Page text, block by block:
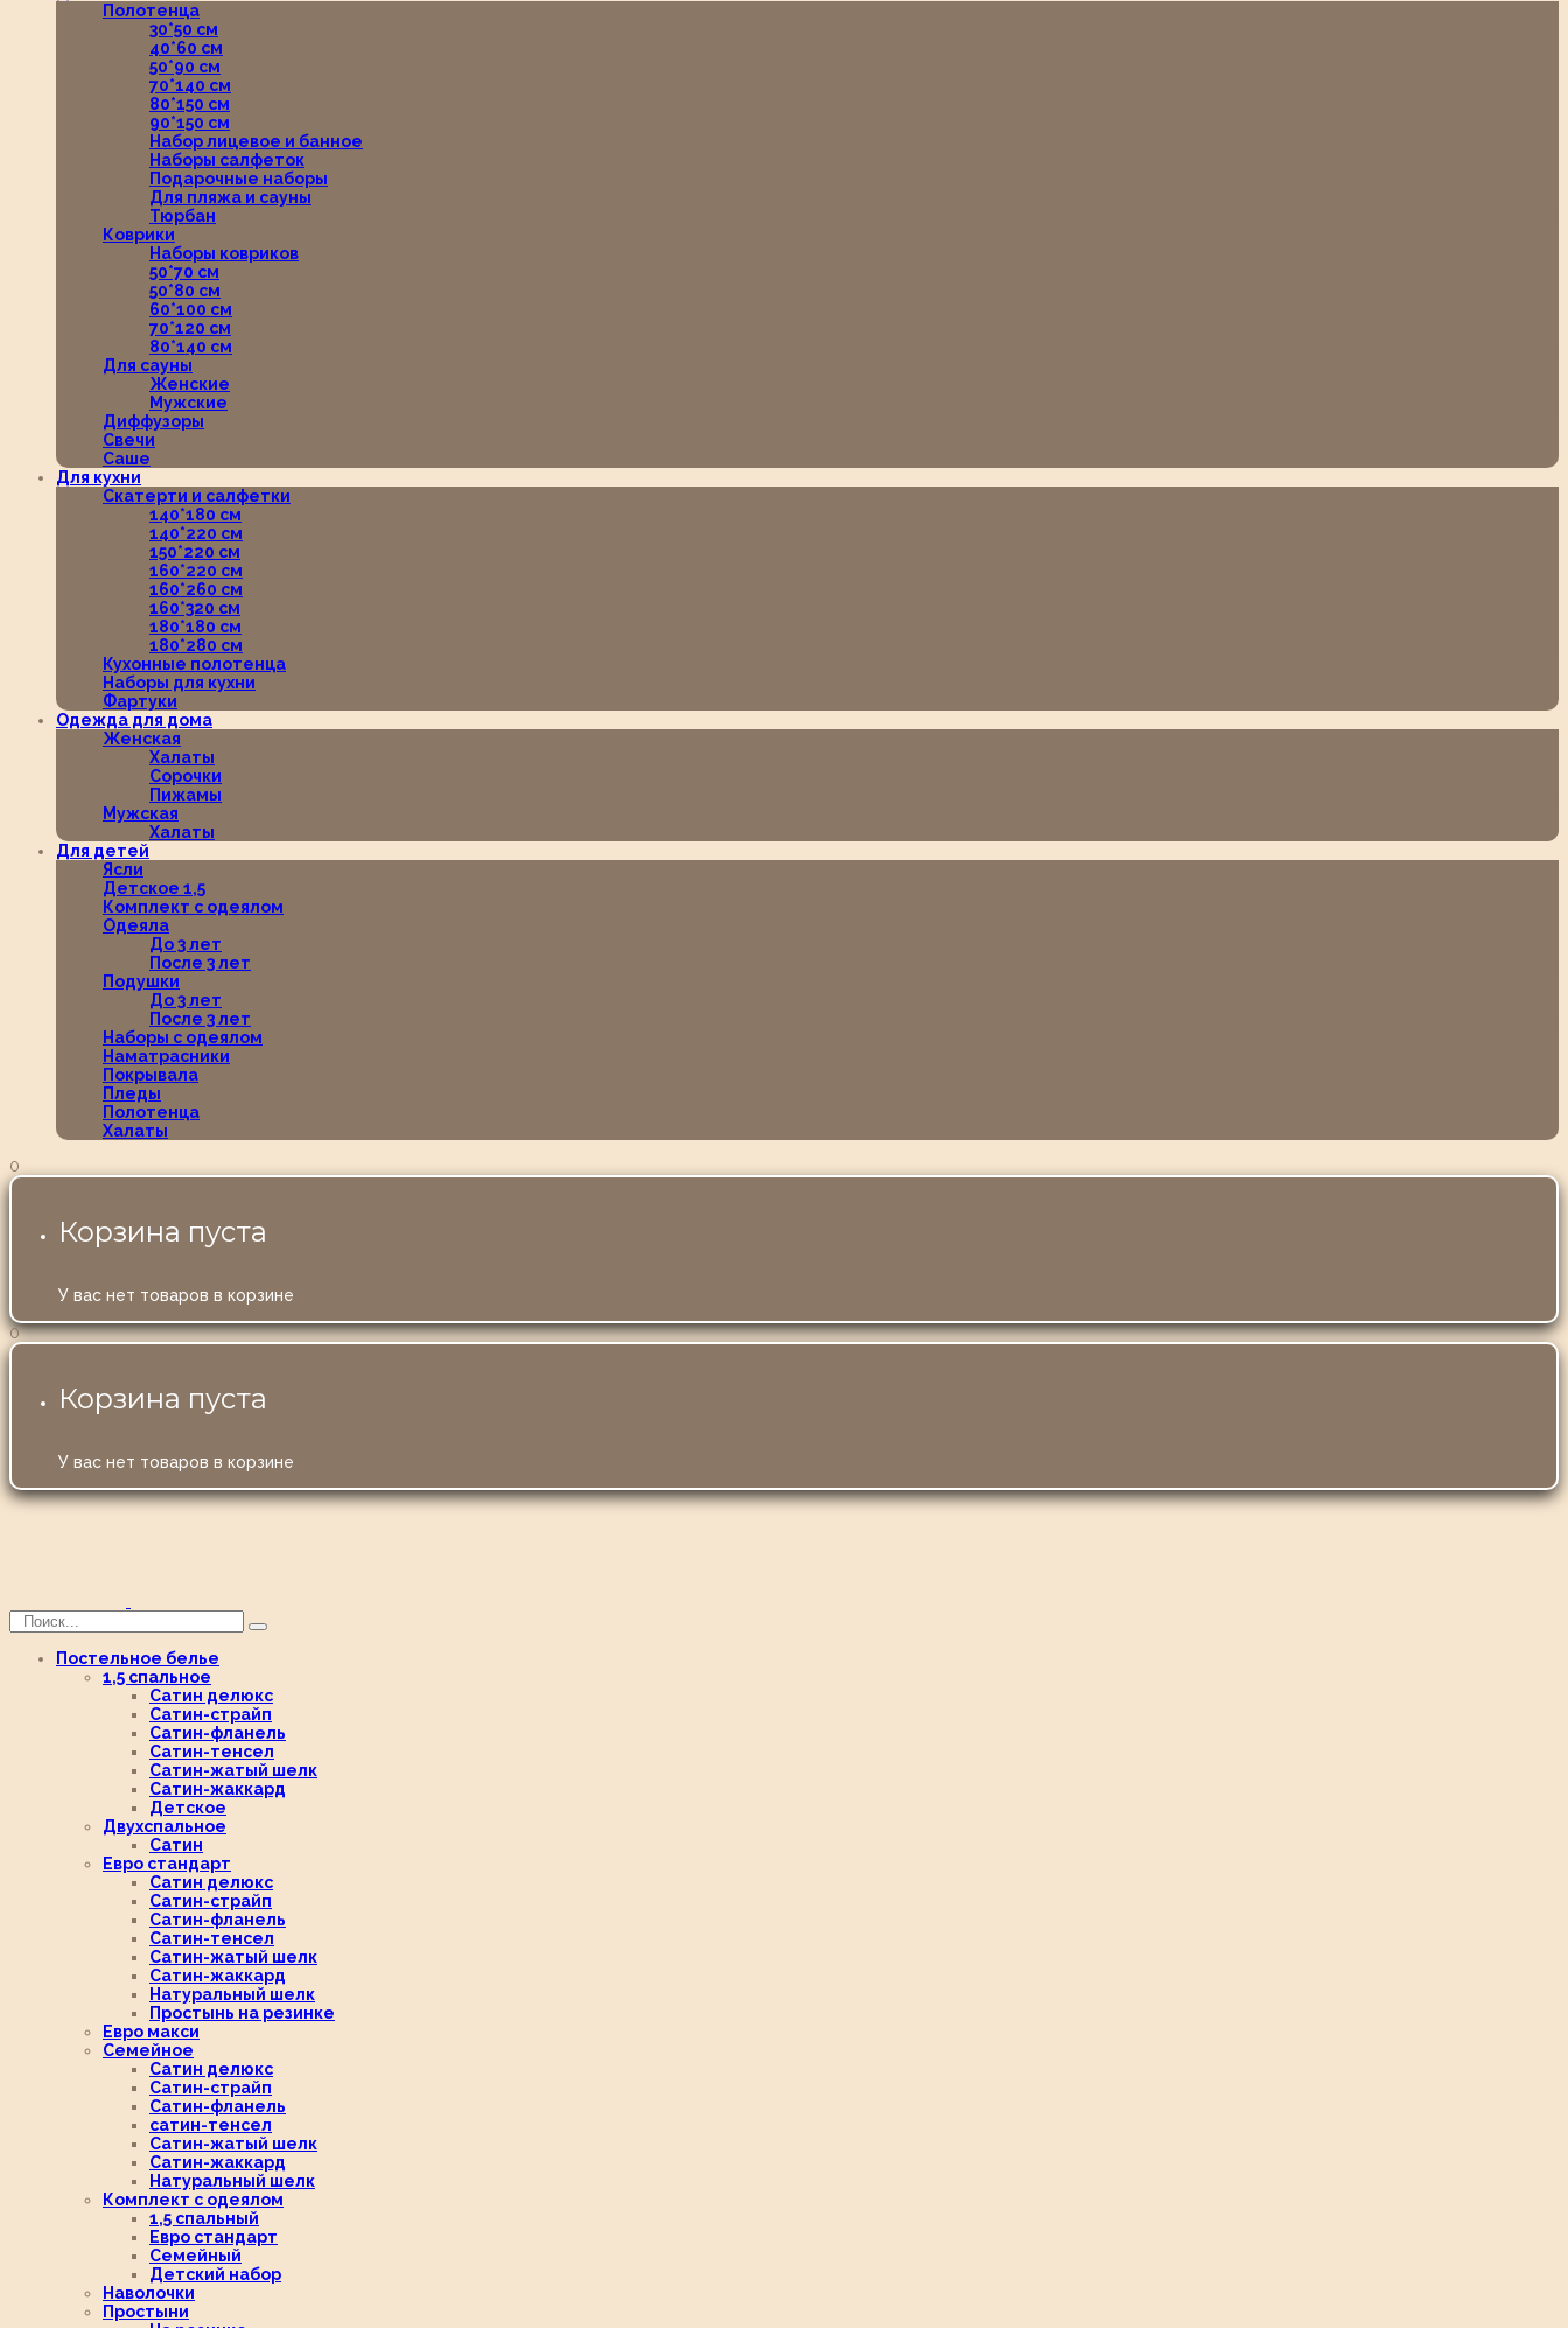
Полотенца
30*50 см
40*60 см
50*90 см
70*140 см
80*150 см
90*150 см
Набор лицевое и банное
Наборы салфеток
Подарочные наборы
Для пляжа и сауны
Тюрбан
Коврики
Наборы ковриков
50*70 см
50*80 см
60*100 см
70*120 см
80*140 см
Для сауны
Женские
Мужские
Диффузоры
Свечи
Саше
Для кухни
Скатерти и салфетки
140*180 см
140*220 см
150*220 см
160*220 см
160*260 см
160*320 см
180*180 см
180*280 см
Кухонные полотенца
Наборы для кухни
Фартуки
Одежда для дома
Женская
Халаты
Сорочки
Пижамы
Мужская
Халаты
Для детей
Ясли
Детское 1,5
Комплект с одеялом
Одеяла
До 3 лет
После 3 лет
Подушки
До 3 лет
После 3 лет
Наборы с одеялом
Наматрасники
Покрывала
Пледы
Полотенца
Халаты
0
Корзина пуста
У вас нет товаров в корзине
0
Корзина пуста
У вас нет товаров в корзине
Постельное белье
1,5 спальное
Сатин делюкс
Сатин-страйп
Сатин-фланель
Сатин-тенсел
Сатин-жатый шелк
Сатин-жаккард
Детское
Двухспальное
Сатин
Евро стандарт
Сатин делюкс
Сатин-страйп
Сатин-фланель
Сатин-тенсел
Сатин-жатый шелк
Сатин-жаккард
Натуральный шелк
Простынь на резинке
Евро макси
Семейное
Сатин делюкс
Сатин-страйп
Сатин-фланель
сатин-тенсел
Сатин-жатый шелк
Сатин-жаккард
Натуральный шелк
Комплект с одеялом
1,5 спальный
Евро стандарт
Семейный
Детский набор
Наволочки
Простыни